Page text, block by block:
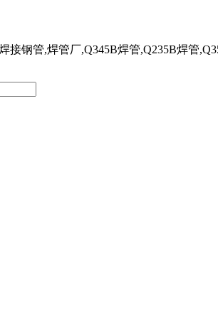
接钢管,焊管厂,Q345B焊管,Q235B焊管